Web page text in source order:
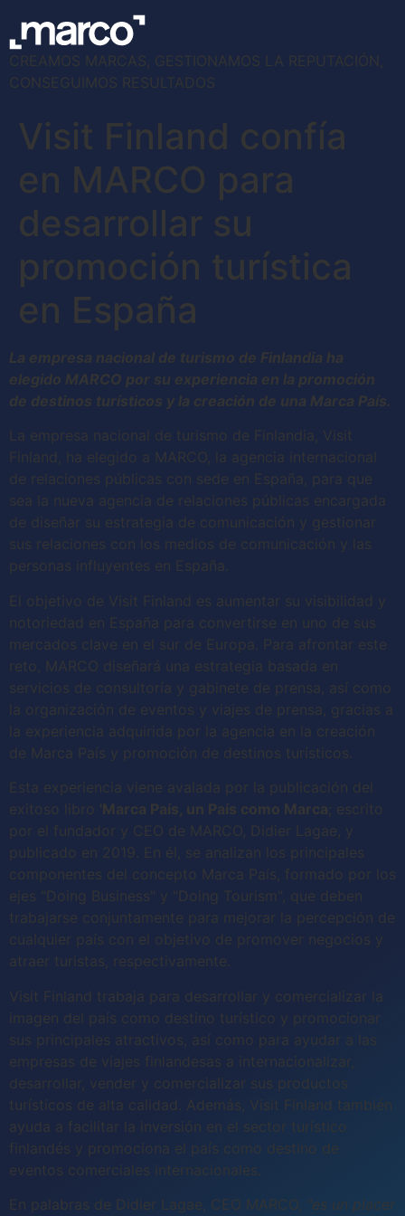
CREAMOS MARCAS, GESTIONAMOS LA REPUTACIÓN,
CONSEGUIMOS RESULTADOS
Visit Finland confía
en MARCO para
desarrollar su
promoción turística
en España
La empresa nacional de turismo de Finlandia ha
elegido MARCO por su experiencia en la promoción
de destinos turísticos y la creación de una Marca País.
La empresa nacional de turismo de Finlandia, Visit
Finland, ha elegido a MARCO, la agencia internacional
de relaciones públicas con sede en España, para que
sea la nueva agencia de relaciones públicas encargada
de diseñar su estrategia de comunicación y gestionar
sus relaciones con los medios de comunicación y las
personas influyentes en España.
El objetivo de Visit Finland es aumentar su visibilidad y
notoriedad en España para convertirse en uno de sus
mercados clave en el sur de Europa. Para afrontar este
reto, MARCO diseñará una estrategia basada en
servicios de consultoría y gabinete de prensa, así como
la organización de eventos y viajes de prensa, gracias a
la experiencia adquirida por la agencia en la creación
de Marca País y promoción de destinos turísticos.
Esta experiencia viene avalada por la publicación del
exitoso libro 'Marca País, un País como Marca; escrito
por el fundador y CEO de MARCO, Didier Lagae, y
publicado en 2019. En él, se analizan los principales
componentes del concepto Marca País, formado por los
ejes "Doing Business" y "Doing Tourism", que deben
trabajarse conjuntamente para mejorar la percepción de
cualquier país con el objetivo de promover negocios y
atraer turistas, respectivamente.
Visit Finland trabaja para desarrollar y comercializar la
imagen del país como destino turístico y promocionar
sus principales atractivos, así como para ayudar a las
empresas de viajes finlandesas a internacionalizar,
desarrollar, vender y comercializar sus productos
turísticos de alta calidad. Además, Visit Finland también
ayuda a facilitar la inversión en el sector turístico
finlandés y promociona el país como destino de
eventos comerciales internacionales.
En palabras de Didier Lagae, CEO MARCO, "es un placer